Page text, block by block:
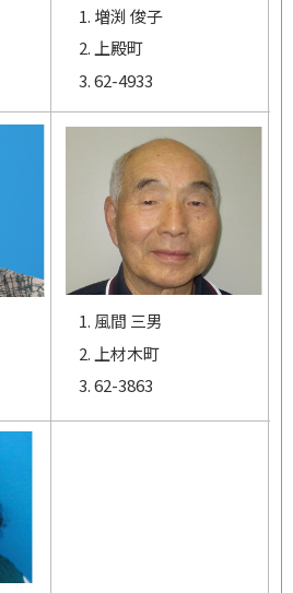
増渕 俊子
上殿町
62-4933
風間 三男
上材木町
62-3863